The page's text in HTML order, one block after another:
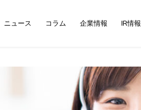
ニュース コラム 企業情報 IR情報